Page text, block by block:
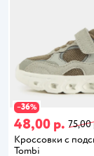
−36%
48,00 р. 75,00
Кроссовки с
Tombi